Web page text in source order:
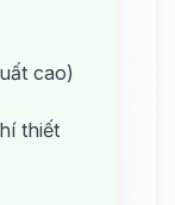
cao)
thiết